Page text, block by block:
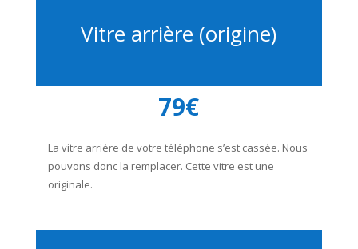
Vitre arrière (origine)
79€
La vitre arrière de votre téléphone s’est cassée. Nous
pouvons donc la remplacer. Cette vitre est une
originale.